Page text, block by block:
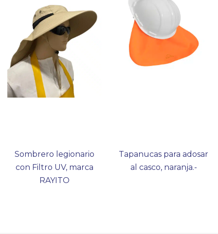
Sombrero legionario
con Filtro UV, marca
RAYITO
Tapanucas para adosar
al casco, naranja.-